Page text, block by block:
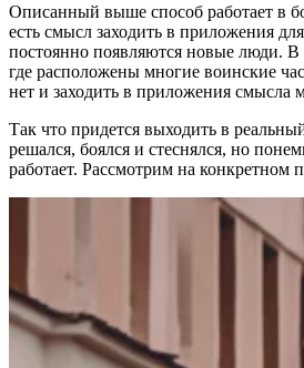
Описанный выше способ работает в
есть смысл заходить в приложения
постоянно появляются новые люди. В
где расположены многие воинские
нет и заходить в приложения смысла
Так что придется выходить в
решался, боялся и стеснялся, но
работает. Рассмотрим на конкретном